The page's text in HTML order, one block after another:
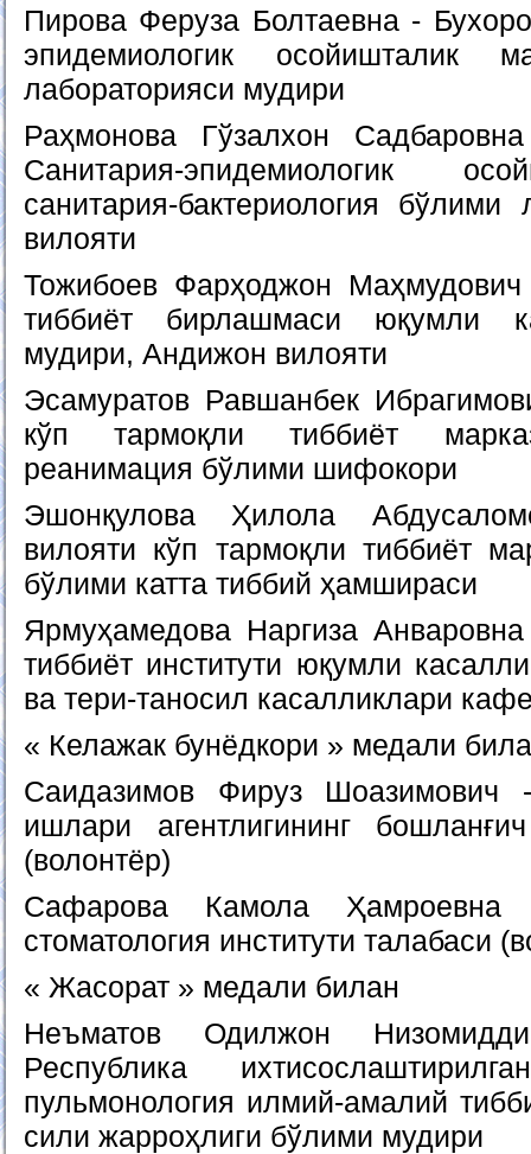
Пирова Феруза Болтаевна -
эпидемиологик осойишталик
лабораторияси мудири
Раҳмонова Гўзалхон
Санитария-эпидемиологик
санитария-бактериология бўлими
вилояти
Тожибоев Фарҳоджон
тиббиёт бирлашмаси юқумли
мудири, Андижон вилояти
Эсамуратов Равшанбек
кўп тармоқли тиббиёт
реанимация бўлими шифокори
Эшонқулова Ҳилола
вилояти кўп тармоқли тиббиёт
бўлими катта тиббий ҳамшираси
Ярмуҳамедова Наргиза
тиббиёт институти юқумли
ва тери-таносил касалликлари
« Келажак бунёдкори » медали
Саидазимов Фируз Шоазимович
ишлари агентлигининг
(волонтёр)
Сафарова Камола
стоматология институти талабаси
« Жасорат » медали билан
Неъматов Одилжон
Республика
пульмонология илмий-амалий
сили жарроҳлиги бўлими мудири